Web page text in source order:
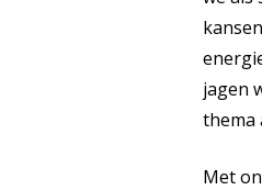
jagen
thema
Met